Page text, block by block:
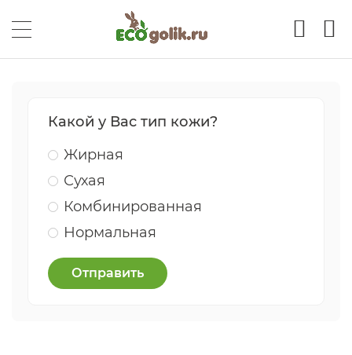
Какой у Вас тип кожи?
Жирная
Сухая
Комбинированная
Нормальная
Отправить